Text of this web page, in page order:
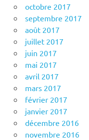
octobre 2017
septembre 2017
août 2017
juillet 2017
juin 2017
mai 2017
avril 2017
mars 2017
février 2017
janvier 2017
décembre 2016
novembre 2016